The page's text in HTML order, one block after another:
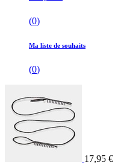
(0)
Ma liste de souhaits
(0)
17,95 €